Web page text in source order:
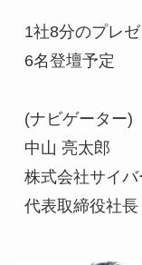
1社8分のプレ
6名登壇予定
(ナビゲーター)
中山 亮太郎
株式会社サイ
代表取締役社長